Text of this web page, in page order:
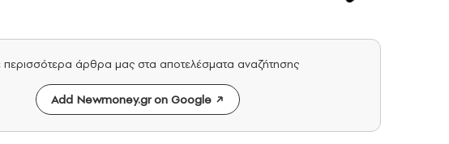
περισσότερα άρθρα μας στα αποτελέσματα αναζήτησης
Add Newmoney.gr on Google